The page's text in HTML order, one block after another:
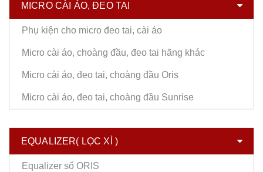
MICRO CÀI ÁO, ĐEO TAI
Phụ kiện cho micro đeo tai, cài áo
Micro cài áo, choàng đầu, đeo tai hãng khác
Micro cài áo, đeo tai, choàng đầu Oris
Micro cài áo, đeo tai, choàng đầu Sunrise
EQUALIZER( LỌC XÌ )
Equalizer số ORIS